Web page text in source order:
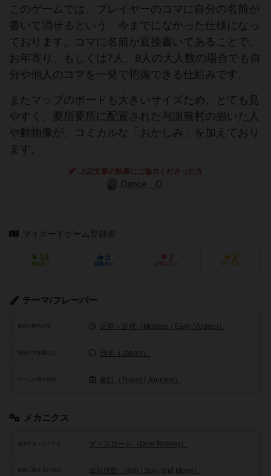
このゲームでは、プレイヤーのコマに自分の名前が
書いて消せるという、今までになかった仕様になっ
ております。コマに名前が直接書いてあることで、
お年寄り、もしくは7人、8人の大人数の場合でも自
分や他人のコマを一発で把握できる仕組みです。
またマップのボードも大きいサイズため、とても見
やすく、要所要所に配置された与謝蕪村の描いた人
や動物像が、コミカルな「おかしみ」を加えており
ます。
上記文章の執筆にご協力くださった方
Dance O
マイボードゲーム登録者
14
興味あり
5
経験あり
2
お気に入り
2
持ってる
テーマ/フレーバー
舞台の時代背景 近世～近代（Modern / Early Modern）
地域や文化圏など 日本（Japan）
ゲームの基本目的 旅行（Travel / Journey）
メカニクス
頻出するメカニクス ダイスロール（Dice Rolling）
移動に関する仕組み 出目移動（Roll / Spin and Move）